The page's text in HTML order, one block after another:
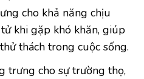
cho khả năng chịu
khi gặp khó khăn, giúp
thách trong cuộc sống.
trưng cho sự trường thọ,